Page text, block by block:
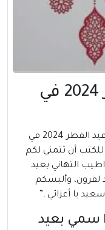
موعد صلاة عيد الفطر 2024 في
في ظل تساؤل الجميع عن موعد صلاة عيد الفطر 2024 في
للكتب أن تتمني لكم
ولجميع المسلمين في هذا العام 2024 اطيب التهاني بعيد
لقرون، وألبسكم
يا أعزائي .”
سمي بعيد